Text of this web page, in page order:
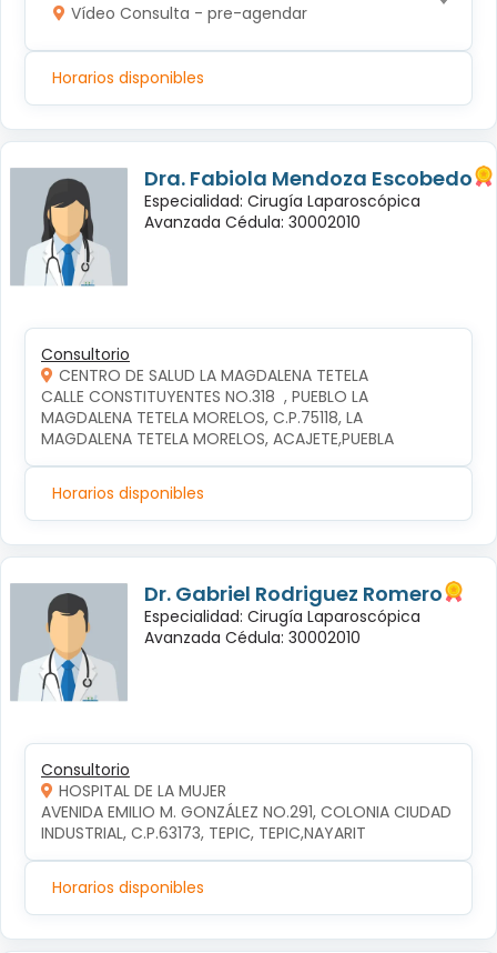
Vídeo Consulta - pre-agendar
Horarios disponibles
Dra. Fabiola Mendoza Escobedo
Especialidad: Cirugía Laparoscópica
Avanzada Cédula: 30002010
Consultorio
CENTRO DE SALUD LA MAGDALENA TETELA
CALLE CONSTITUYENTES NO.318  , PUEBLO LA
MAGDALENA TETELA MORELOS, C.P.75118, LA
MAGDALENA TETELA MORELOS, ACAJETE,PUEBLA
Horarios disponibles
Dr. Gabriel Rodriguez Romero
Especialidad: Cirugía Laparoscópica
Avanzada Cédula: 30002010
Consultorio
HOSPITAL DE LA MUJER
AVENIDA EMILIO M. GONZÁLEZ NO.291, COLONIA CIUDAD
INDUSTRIAL, C.P.63173, TEPIC, TEPIC,NAYARIT
Horarios disponibles